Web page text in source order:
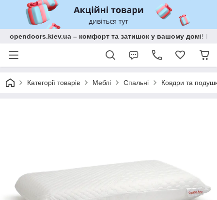
opendoors.kiev.ua – комфорт та затишок у вашому домі!
Категорії товарів Меблі Спальні Ковдри та